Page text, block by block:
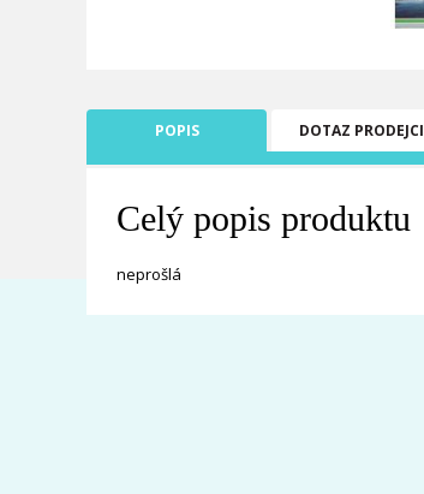
POPIS DOTAZ PRODEJCI
Celý popis produktu
neprošlá